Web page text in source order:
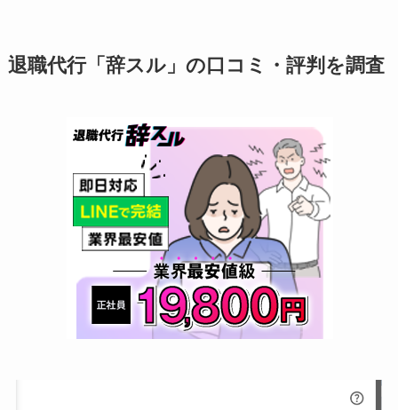
退職代行「辞スル」の口コミ・評判を調査